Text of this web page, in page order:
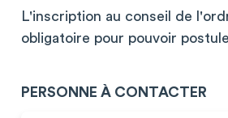
L'inscription au conseil de
obligatoire pour pouvoir
PERSONNE À CONTACTER